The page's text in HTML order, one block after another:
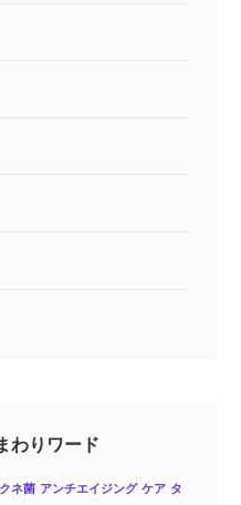
わりワード
ネ菌 アンチエイジング ケア タ